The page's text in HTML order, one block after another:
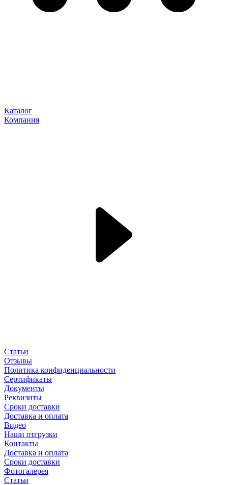
Каталог
Компания
Статьи
Отзывы
Политика конфиденциальности
Сертификаты
Документы
Реквизиты
Сроки доставки
Доставка и оплата
Видео
Наши отгрузки
Контакты
Доставка и оплата
Сроки доставки
Фотогалерея
Статьи